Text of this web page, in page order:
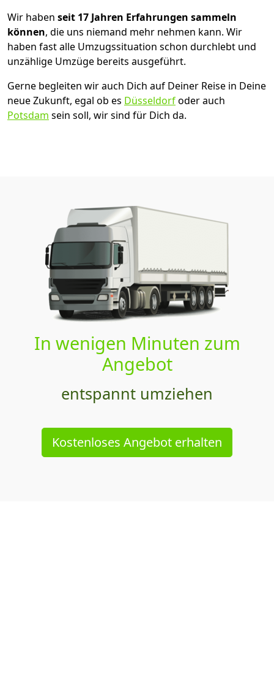
Wir haben seit 17 Jahren Erfahrungen sammeln
können, die uns niemand mehr nehmen kann. Wir
haben fast alle Umzugssituation schon durchlebt und
unzählige Umzüge bereits ausgeführt.
Gerne begleiten wir auch Dich auf Deiner Reise in Deine
neue Zukunft, egal ob es Düsseldorfoder auch
Potsdam sein soll, wir sind für Dich da.
In wenigen Minuten zum
Angebot
entspannt umziehen
Kostenloses Angebot erhalten